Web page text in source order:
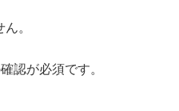
。
認が必須です。